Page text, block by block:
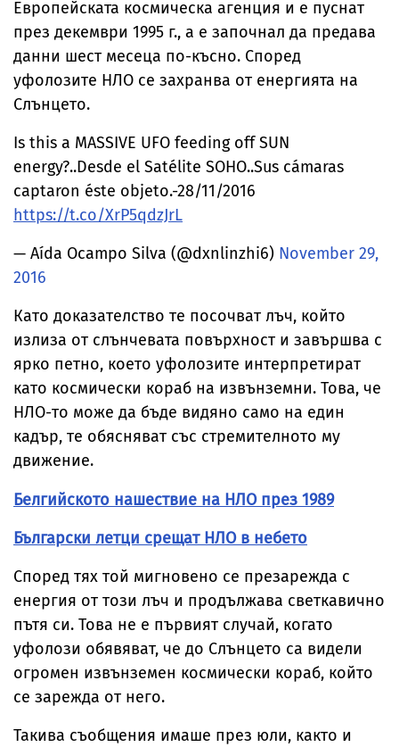
Европейската космическа агенция и е пуснат
през декември 1995 г., а е започнал да предава
данни шест месеца по-късно. Според
уфолозите НЛО се захранва от енергията на
Слънцето.
Is this a MASSIVE UFO feeding off SUN
energy?..Desde el Satélite SOHO..Sus cámaras
captaron éste objeto.-28/11/2016
https://t.co/XrP5qdzJrL
— Aída Ocampo Silva (@dxnlinzhi6) November 29,
2016
Като доказателство те посочват лъч, който
излиза от слънчевата повърхност и завършва с
ярко петно, което уфолозите интерпретират
като космически кораб на извънземни. Това, че
НЛО-то може да бъде видяно само на един
кадър, те обясняват със стремителното му
движение.
Белгийското нашествие на НЛО през 1989
Български летци срещат НЛО в небето
Според тях той мигновено се презарежда с
енергия от този лъч и продължава светкавично
пътя си. Това не е първият случай, когато
уфолози обявяват, че до Слънцето са видели
огромен извънземен космически кораб, който
се зарежда от него.
Такива съобщения имаше през юли, както и